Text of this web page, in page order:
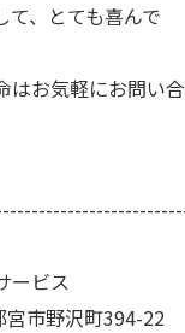
て、とても喜んで
はお気軽にお問い
ービス
宮市野沢町394-22